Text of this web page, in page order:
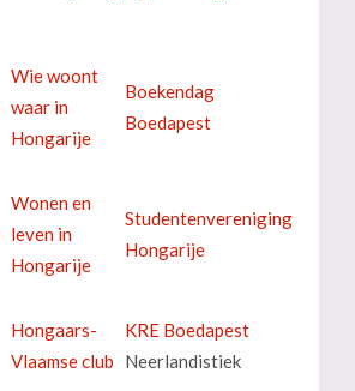
Wie woont
waar in
Hongarije
Boekendag
Boedapest
Wonen en
leven in
Hongarije
Studentenvereniging
Hongarije
Hongaars-
Vlaamse club
KRE Boedapest
Neerlandistiek